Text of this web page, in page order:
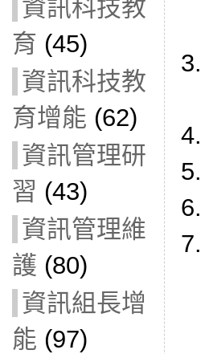
資訊科技教
育 (45)
資訊科技教
育增能 (62)
資訊管理研
習 (43)
資訊管理維
護 (80)
資訊組長增
能 (97)